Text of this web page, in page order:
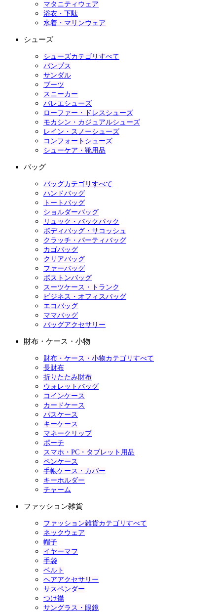
マタニティウェア
浴衣・下駄
水着・マリンウェア
シューズ
シューズカテゴリすべて
パンプス
サンダル
ブーツ
スニーカー
バレエシューズ
ローファー・ドレスシューズ
モカシン・カジュアルシューズ
レイン・スノーシューズ
コンフォートシューズ
シューケア・靴用品
バッグ
バッグカテゴリすべて
ハンドバッグ
トートバッグ
ショルダーバッグ
リュック・バックパック
ボディバッグ・サコッシュ
クラッチ・パーティバッグ
カゴバッグ
クリアバッグ
ファーバッグ
ボストンバッグ
スーツケース・トランク
ビジネス・オフィスバッグ
エコバッグ
ママバッグ
バッグアクセサリー
財布・ケース・小物
財布・ケース・小物カテゴリすべて
長財布
折りたたみ財布
ウォレットバッグ
コインケース
カードケース
パスケース
キーケース
マネークリップ
ポーチ
スマホ・PC・タブレット用品
ペンケース
手帳ケース・カバー
キーホルダー
チャーム
ファッション雑貨
ファッション雑貨カテゴリすべて
ネックウェア
帽子
イヤーマフ
手袋
ベルト
ヘアアクセサリー
サスペンダー
つけ襟
サングラス・眼鏡